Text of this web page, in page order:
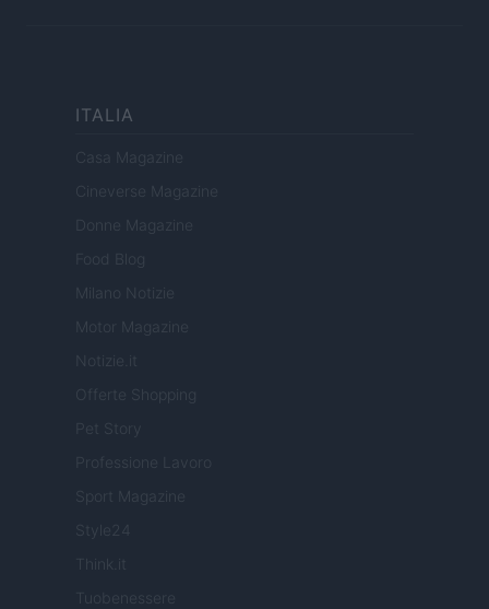
ITALIA
Casa Magazine
Cineverse Magazine
Donne Magazine
Food Blog
Milano Notizie
Motor Magazine
Notizie.it
Offerte Shopping
Professione Lavoro
Sport Magazine
Style24
Think.it
Tuobenessere